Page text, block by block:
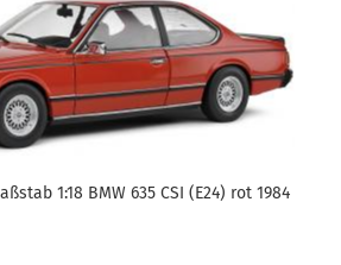
1:18 BMW 635 CSI (E24) rot 1984